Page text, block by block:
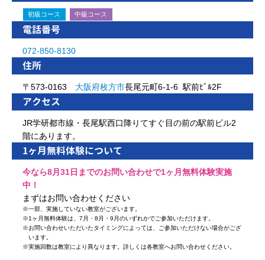
初級コース 中級コース
電話番号
072-850-8130
住所
〒573-0163 大阪府枚方市長尾元町6-1-6 駅前ﾋﾞﾙ2F
アクセス
JR学研都市線・長尾駅西口降りてすぐ目の前の駅前ビル2
階にあります。
1ヶ月無料体験について
今なら8月31日までのお問い合わせで1ヶ月無料体験実施
中！
まずはお問い合わせください
※一部、実施していない教室がございます。
※1ヶ月無料体験は、7月・8月・9月のいずれかでご参加いただけます。
※お問い合わせいただいたタイミングによっては、ご参加いただけない場合がござ
います。
※実施回数は教室により異なります。詳しくは各教室へお問い合わせください。